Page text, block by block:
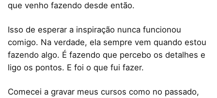
que venho fazendo desde então.
Isso de esperar a inspiração nunca funcionou
comigo. Na verdade, ela sempre vem quando estou
fazendo algo. É fazendo que percebo os detalhes e
ligo os pontos. E foi o que fui fazer.
Comecei a gravar meus cursos como no passado,